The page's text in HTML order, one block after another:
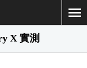
X 實測